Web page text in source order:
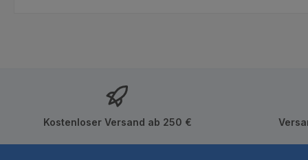
Kostenloser Versand ab 250 €